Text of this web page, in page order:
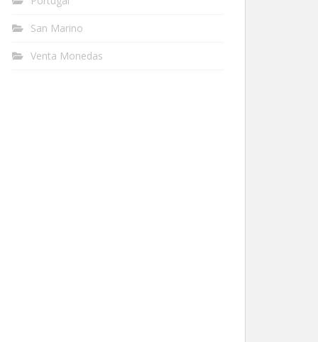
San Marino
Venta Monedas